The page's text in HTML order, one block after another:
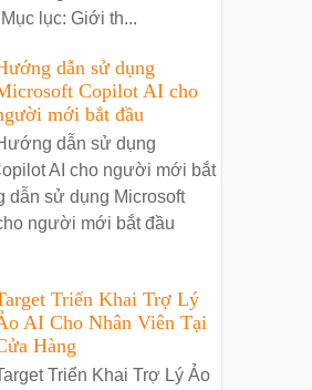
lục: Giới th...
dẫn sử dụng
Copilot AI cho
mới bắt đầu
dẫn sử dụng
AI cho người mới bắt
dẫn sử dụng Microsoft
người mới bắt đầu
Triển Khai Trợ Lý
AI Cho Nhân Viên Tại
Hàng
Triển Khai Trợ Lý Ảo